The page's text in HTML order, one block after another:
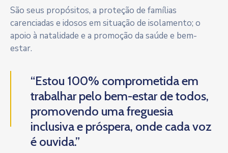
São seus propósitos, a proteção de famílias
carenciadas e idosos em situação de isolamento; o
apoio à natalidade e a promoção da saúde e bem-
estar.
“Estou 100% comprometida em
trabalhar pelo bem-estar de todos,
promovendo uma freguesia
inclusiva e próspera, onde cada voz
é ouvida.”